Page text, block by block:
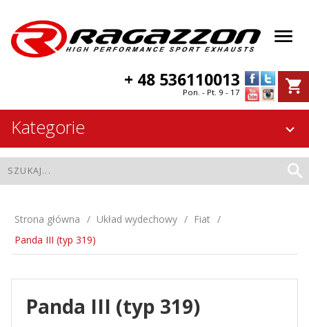
+ 48 536110013
Pon. - Pt. 9 - 17
Kategorie
Strona główna Układ wydechowy
Fiat
Panda III (typ 319)
Panda III (typ 319)